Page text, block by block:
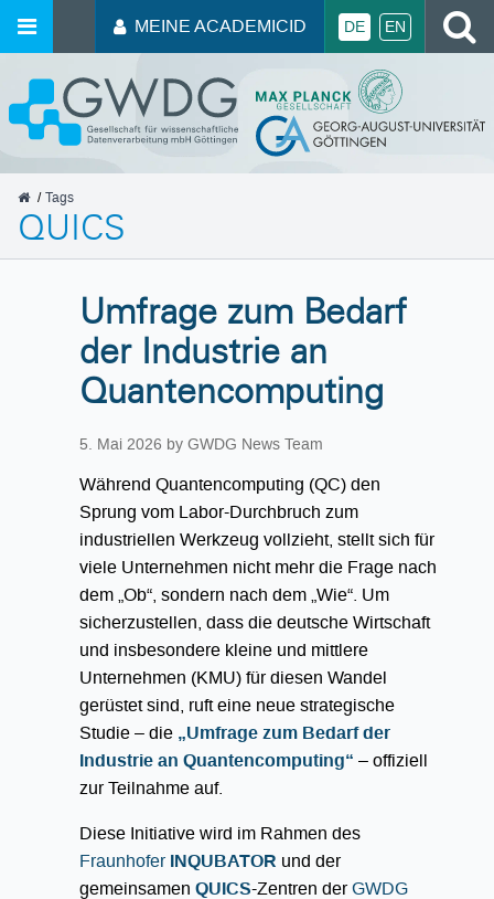
MEINE ACADEMICID DE EN
GWDG
Tags
QUICS
Umfrage zum Bedarf
der Industrie an
Quantencomputing
5. Mai 2026 by GWDG News Team
Während Quantencomputing (QC) den
Sprung vom Labor-Durchbruch zum
industriellen Werkzeug vollzieht, stellt sich für
viele Unternehmen nicht mehr die Frage nach
dem „Ob“, sondern nach dem „Wie“. Um
sicherzustellen, dass die deutsche Wirtschaft
und insbesondere kleine und mittlere
Unternehmen (KMU) für diesen Wandel
gerüstet sind, ruft eine neue strategische
Studie – die „Umfrage zum Bedarf der
Industrie an Quantencomputing“ – offiziell
zur Teilnahme auf.
Diese Initiative wird im Rahmen des
Fraunhofer INQUBATOR und der
gemeinsamen QUICS-Zentren der GWDG